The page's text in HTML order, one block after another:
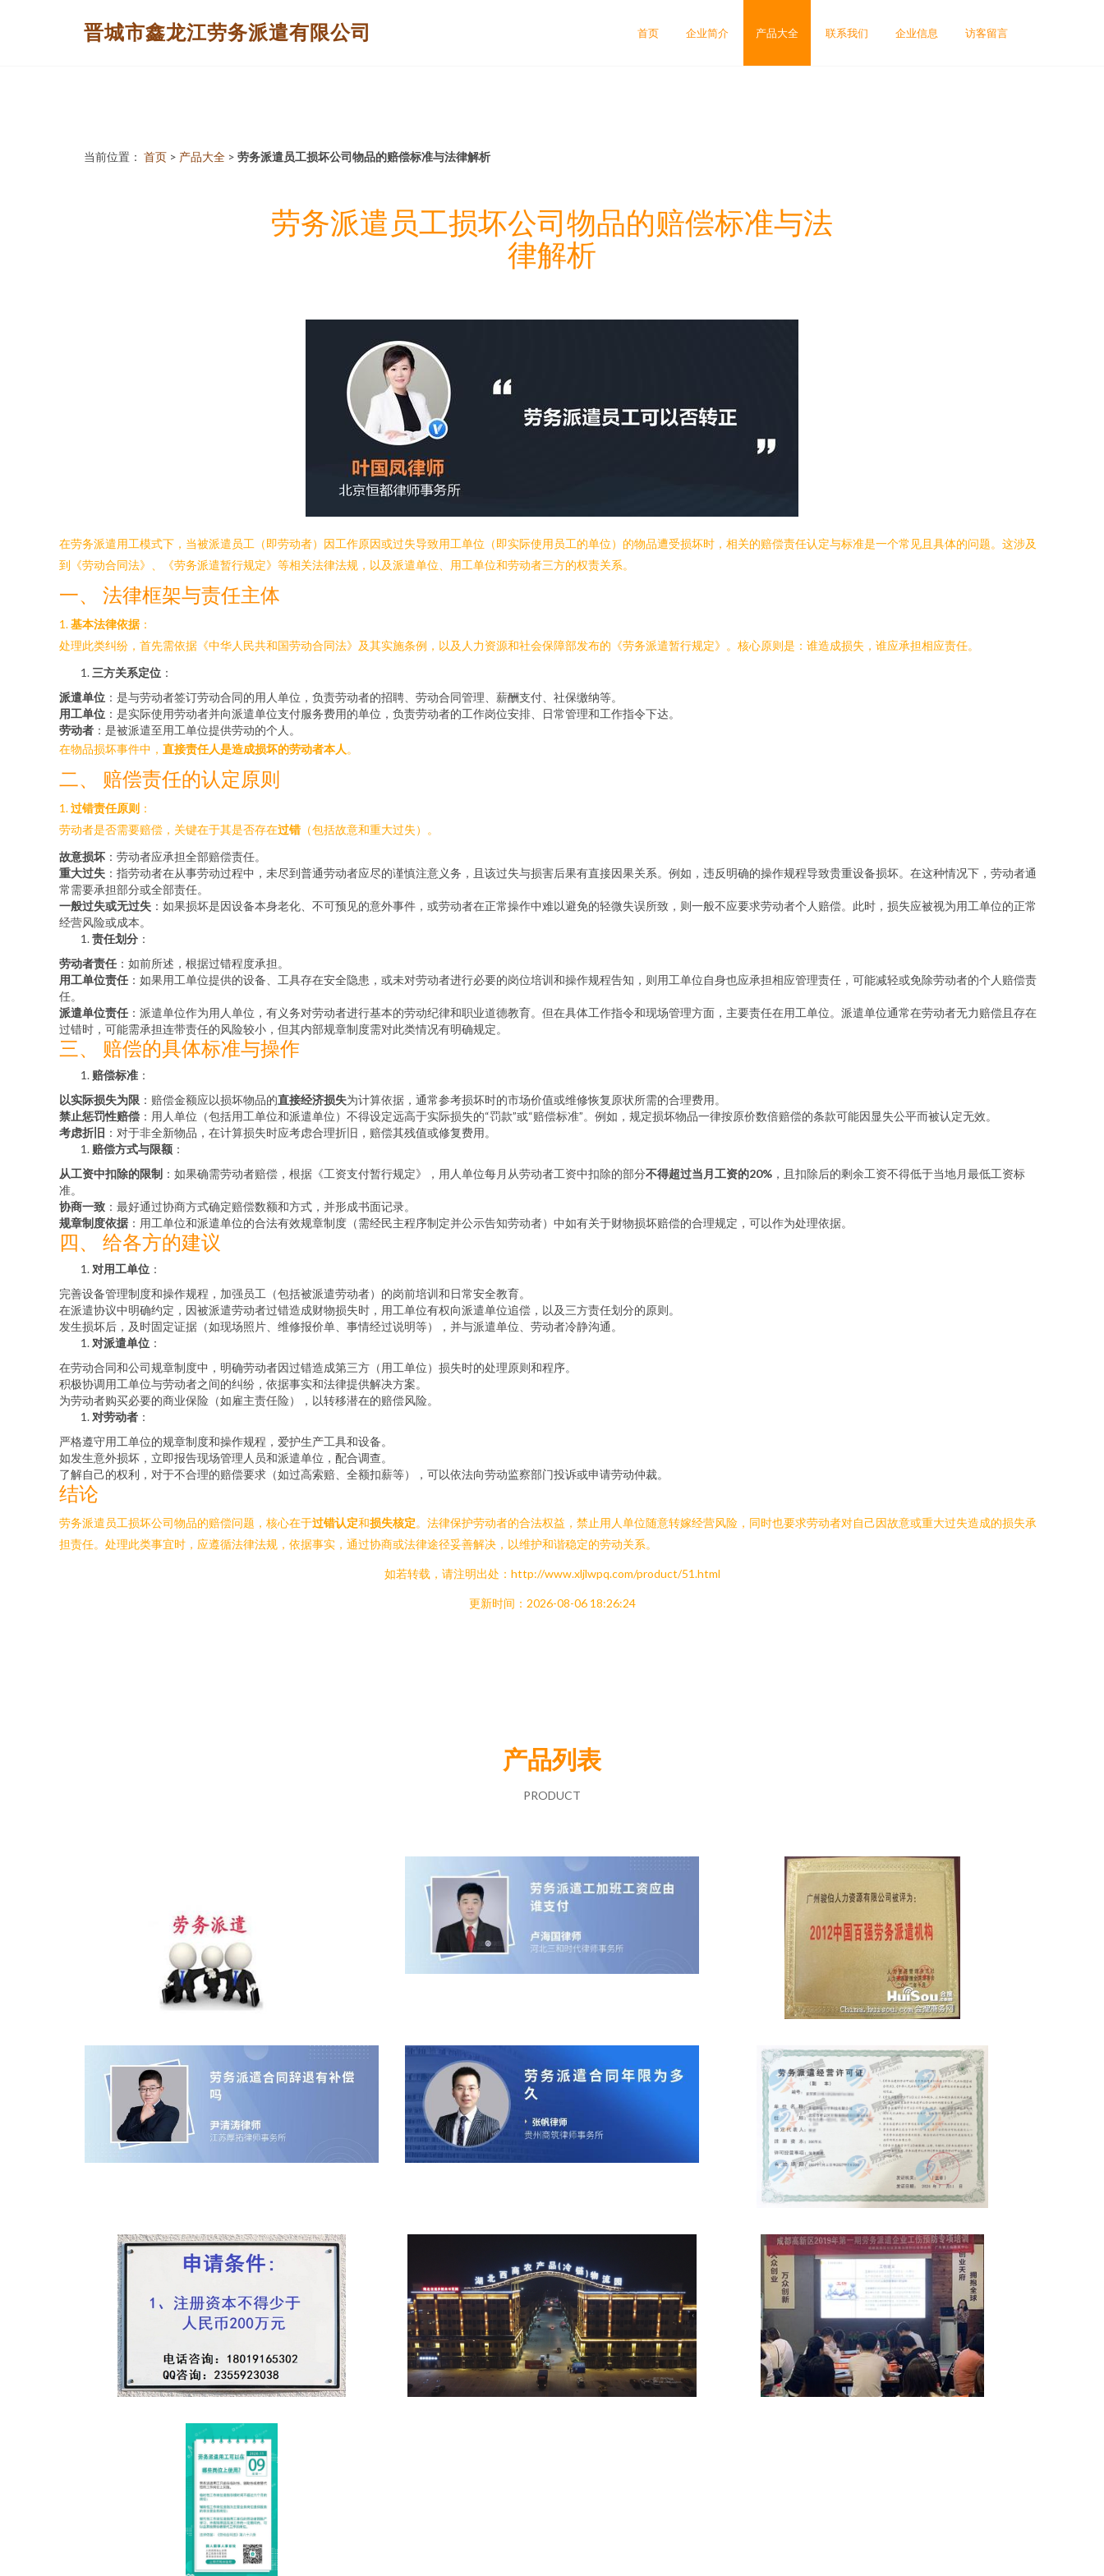
晋城市鑫龙江劳务派遣有限公司 首页 企业简介 产品大全 联系我们 企业信息 访客留言
当前位置： 首页 > 产品大全 > 劳务派遣员工损坏公司物品的赔偿标准与法律解析
劳务派遣员工损坏公司物品的赔偿标准与法
律解析
在劳务派遣用工模式下，当被派遣员工（即劳动者）因工作原因或过失导致用工单位（即实际使用员工的单位）的物品遭受损坏时，相关的赔偿责任认定与标准是一个常见且具体的问题。这涉及
到《劳动合同法》、《劳务派遣暂行规定》等相关法律法规，以及派遣单位、用工单位和劳动者三方的权责关系。
一、 法律框架与责任主体
1.基本法律依据：
处理此类纠纷，首先需依据《中华人民共和国劳动合同法》及其实施条例，以及人力资源和社会保障部发布的《劳务派遣暂行规定》。核心原则是：谁造成损失，谁应承担相应责任。
三方关系定位 ：
派遣单位 ：是与劳动者签订劳动合同的用人单位，负责劳动者的招聘、劳动合同管理、薪酬支付、社保缴纳等。
用工单位 ：是实际使用劳动者并向派遣单位支付服务费用的单位，负责劳动者的工作岗位安排、日常管理和工作指令下达。
劳动者 ：是被派遣至用工单位提供劳动的个人。
在物品损坏事件中， 直接责任人是造成损坏的劳动者本人 。
二、 赔偿责任的认定原则
1.过错责任原则 ：
劳动者是否需要赔偿，关键在于其是否存在过错 （包括故意和重大过失）。
故意损坏 ：劳动者应承担全部赔偿责任。
重大过失 ：指劳动者在从事劳动过程中，未尽到普通劳动者应尽的谨慎注意义务，且该过失与损害后果有直接因果关系。例如，违反明确的操作规程导致贵重设备损坏。在这种情况下，劳动者通
常需要承担部分或全部责任。
一般过失或无过失 ：如果损坏是因设备本身老化、不可预见的意外事件，或劳动者在正常操作中难以避免的轻微失误所致，则一般不应要求劳动者个人赔偿。此时，损失应被视为用工单位的正常
经营风险或成本。
责任划分 ：
劳动者责任 ：如前所述，根据过错程度承担。
用工单位责任 ：如果用工单位提供的设备、工具存在安全隐患，或未对劳动者进行必要的岗位培训和操作规程告知，则用工单位自身也应承担相应管理责任，可能减轻或免除劳动者的个人赔偿责
任。
派遣单位责任 ：派遣单位作为用人单位，有义务对劳动者进行基本的劳动纪律和职业道德教育。但在具体工作指令和现场管理方面，主要责任在用工单位。派遣单位通常在劳动者无力赔偿且存在
过错时，可能需承担连带责任的风险较小，但其内部规章制度需对此类情况有明确规定。
三、 赔偿的具体标准与操作
赔偿标准 ：
以实际损失为限 ：赔偿金额应以损坏物品的直接经济损失为计算依据，通常参考损坏时的市场价值或维修恢复原状所需的合理费用。
禁止惩罚性赔偿 ：用人单位（包括用工单位和派遣单位）不得设定远高于实际损失的“罚款”或“赔偿标准”。例如，规定损坏物品一律按原价数倍赔偿的条款可能因显失公平而被认定无效。
考虑折旧 ：对于非全新物品，在计算损失时应考虑合理折旧，赔偿其残值或修复费用。
赔偿方式与限额 ：
从工资中扣除的限制 ：如果确需劳动者赔偿，根据《工资支付暂行规定》，用人单位每月从劳动者工资中扣除的部分不得超过当月工资的20% ，且扣除后的剩余工资不得低于当地月最低工资标
准。
协商一致 ：最好通过协商方式确定赔偿数额和方式，并形成书面记录。
规章制度依据 ：用工单位和派遣单位的合法有效规章制度（需经民主程序制定并公示告知劳动者）中如有关于财物损坏赔偿的合理规定，可以作为处理依据。
四、 给各方的建议
对用工单位 ：
完善设备管理制度和操作规程，加强员工（包括被派遣劳动者）的岗前培训和日常安全教育。
在派遣协议中明确约定，因被派遣劳动者过错造成财物损失时，用工单位有权向派遣单位追偿，以及三方责任划分的原则。
发生损坏后，及时固定证据（如现场照片、维修报价单、事情经过说明等），并与派遣单位、劳动者冷静沟通。
对派遣单位 ：
在劳动合同和公司规章制度中，明确劳动者因过错造成第三方（用工单位）损失时的处理原则和程序。
积极协调用工单位与劳动者之间的纠纷，依据事实和法律提供解决方案。
为劳动者购买必要的商业保险（如雇主责任险），以转移潜在的赔偿风险。
对劳动者 ：
严格遵守用工单位的规章制度和操作规程，爱护生产工具和设备。
如发生意外损坏，立即报告现场管理人员和派遣单位，配合调查。
了解自己的权利，对于不合理的赔偿要求（如过高索赔、全额扣薪等），可以依法向劳动监察部门投诉或申请劳动仲裁。
结论
劳务派遣员工损坏公司物品的赔偿问题，核心在于过错认定和损失核定。法律保护劳动者的合法权益，禁止用人单位随意转嫁经营风险，同时也要求劳动者对自己因故意或重大过失造成的损失承
担责任。处理此类事宜时，应遵循法律法规，依据事实，通过协商或法律途径妥善解决，以维护和谐稳定的劳动关系。
如若转载，请注明出处：http://www.xljlwpq.com/product/51.html
更新时间：2026-08-06 18:26:24
产品列表
PRODUCT